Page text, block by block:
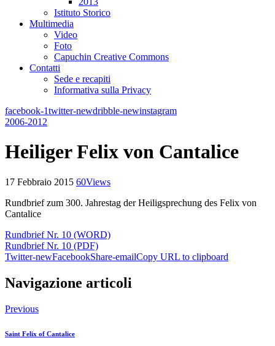
Istituto Storico
Multimedia
Video
Foto
Capuchin Creative Commons
Contatti
Sede e recapiti
Informativa sulla Privacy
facebook-1twitter-newdribble-newinstagram
2006-2012
Heiliger Felix von Cantalice
17 Febbraio 2015 60Views
Rundbrief zum 300. Jahrestag der Heiligsprechung des Felix von
Cantalice
Rundbrief Nr. 10 (WORD)
Rundbrief Nr. 10 (PDF)
Twitter-newFacebookShare-emailCopy URL to clipboard
Navigazione articoli
Previous
Saint Felix of Cantalice